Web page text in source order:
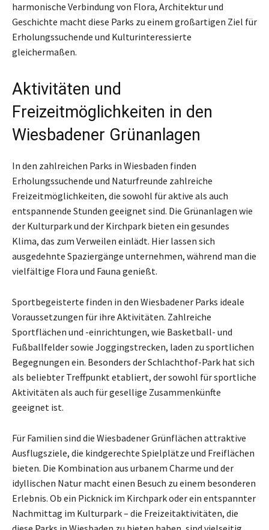
harmonische Verbindung von Flora, Architektur und
Geschichte macht diese Parks zu einem großartigen Ziel für
Erholungssuchende und Kulturinteressierte
gleichermaßen.
Aktivitäten und
Freizeitmöglichkeiten in den
Wiesbadener Grünanlagen
In den zahlreichen Parks in Wiesbaden finden
Erholungssuchende und Naturfreunde zahlreiche
Freizeitmöglichkeiten, die sowohl für aktive als auch
entspannende Stunden geeignet sind. Die Grünanlagen wie
der Kulturpark und der Kirchpark bieten ein gesundes
Klima, das zum Verweilen einlädt. Hier lassen sich
ausgedehnte Spaziergänge unternehmen, während man die
vielfältige Flora und Fauna genießt.
Sportbegeisterte finden in den Wiesbadener Parks ideale
Voraussetzungen für ihre Aktivitäten. Zahlreiche
Sportflächen und -einrichtungen, wie Basketball- und
Fußballfelder sowie Joggingstrecken, laden zu sportlichen
Begegnungen ein. Besonders der Schlachthof-Park hat sich
als beliebter Treffpunkt etabliert, der sowohl für sportliche
Aktivitäten als auch für gesellige Zusammenkünfte
geeignet ist.
Für Familien sind die Wiesbadener Grünflächen attraktive
Ausflugsziele, die kindgerechte Spielplätze und Freiflächen
bieten. Die Kombination aus urbanem Charme und der
idyllischen Natur macht einen Besuch zu einem besonderen
Erlebnis. Ob ein Picknick im Kirchpark oder ein entspannter
Nachmittag im Kulturpark – die Freizeitaktivitäten, die